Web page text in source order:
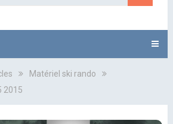
Matériel ski rando
2015